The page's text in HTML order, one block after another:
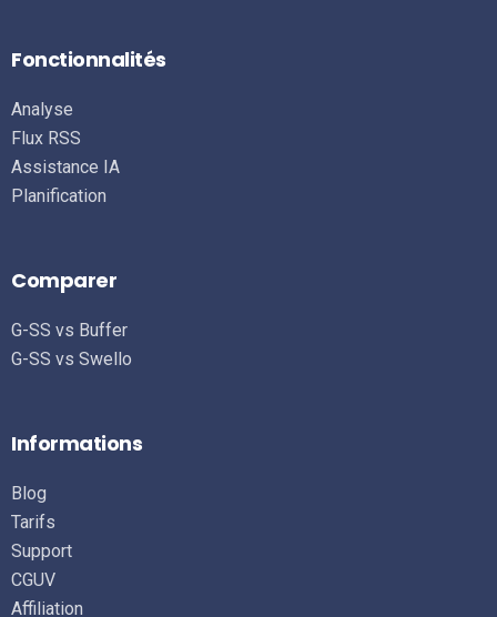
Fonctionnalités
Analyse
Flux RSS
Assistance IA
Planification
Comparer
G-SS vs Buffer
G-SS vs Swello
Informations
Blog
Tarifs
Support
CGUV
Affiliation